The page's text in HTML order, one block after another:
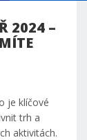
2024 –
je klíčové
trh a
aktivitách.